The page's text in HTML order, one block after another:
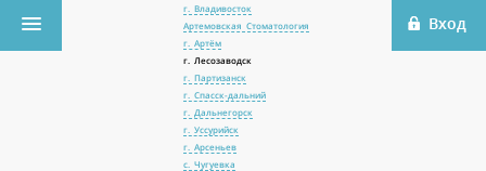
г. Владивосток
Артемовская Стоматология
г. Артём
г. Лесозаводск
г. Партизанск
г. Спасск-дальний
г. Дальнегорск
г. Уссурийск
г. Арсеньев
с. Чугуевка